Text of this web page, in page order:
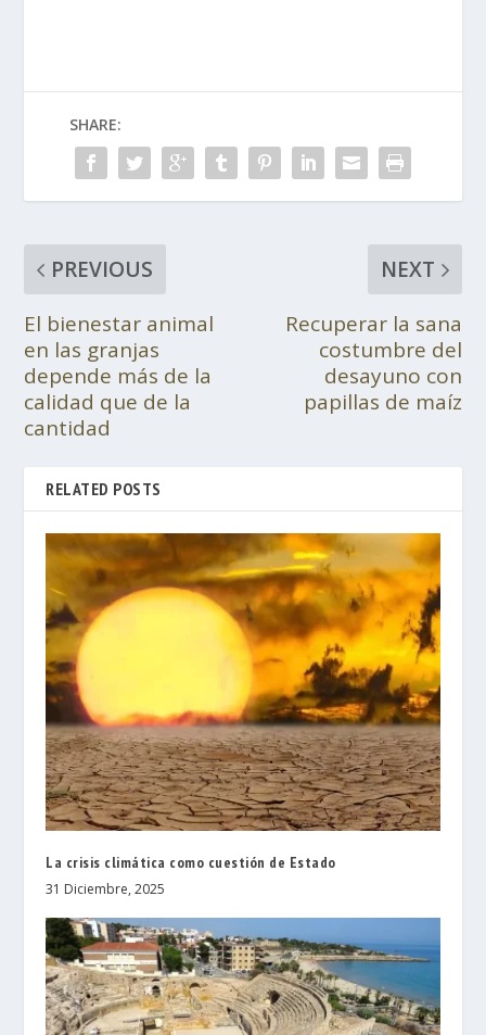
SHARE:
PREVIOUS
El bienestar animal
en las granjas
depende más de la
calidad que de la
cantidad
NEXT
Recuperar la sana
costumbre del
desayuno con
papillas de maíz
RELATED POSTS
La crisis climática como cuestión de Estado
31 Diciembre, 2025